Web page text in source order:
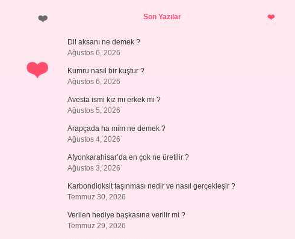
SidebarSon Yazılar
Dil aksanı ne demek ?
Ağustos 6, 2026
Kumru nasıl bir kuştur ?
Ağustos 6, 2026
Avesta ismi kız mı erkek mi ?
Ağustos 5, 2026
Arapçada ha mim ne demek ?
Ağustos 4, 2026
Afyonkarahisar’da en çok ne üretilir ?
Ağustos 3, 2026
Karbondioksit taşınması nedir ve nasıl gerçekleşir ?
Temmuz 30, 2026
Verilen hediye başkasına verilir mi ?
Temmuz 29, 2026